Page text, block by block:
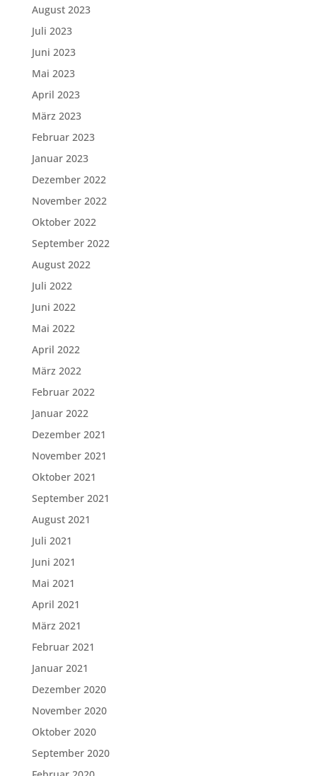
August 2023
Juli 2023
Juni 2023
Mai 2023
April 2023
März 2023
Februar 2023
Januar 2023
Dezember 2022
November 2022
Oktober 2022
September 2022
August 2022
Juli 2022
Juni 2022
Mai 2022
April 2022
März 2022
Februar 2022
Januar 2022
Dezember 2021
November 2021
Oktober 2021
September 2021
August 2021
Juli 2021
Juni 2021
Mai 2021
April 2021
März 2021
Februar 2021
Januar 2021
Dezember 2020
November 2020
Oktober 2020
September 2020